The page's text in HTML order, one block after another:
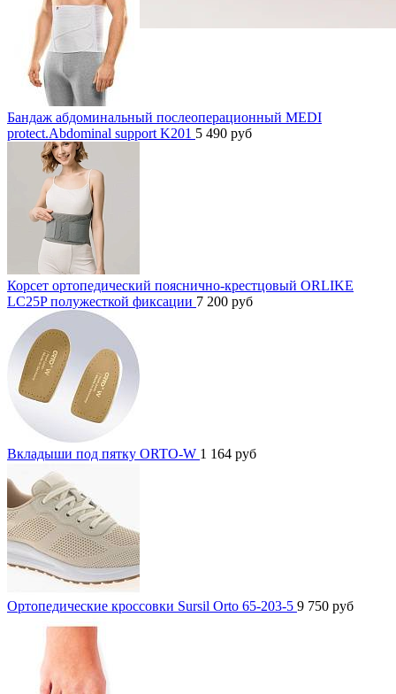
Бандаж абдоминальный послеоперационный MEDI
protect.Abdominal support K201 5 490 руб
Корсет ортопедический пояснично-крестцовый ORLIKE
LC25P полужесткой фиксации 7 200 руб
Вкладыши под пятку ORTO-W 1 164 руб
Ортопедические кроссовки Sursil Orto 65-203-5 9 750 руб